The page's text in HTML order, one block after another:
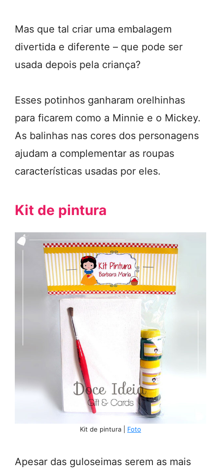
Mas que tal criar uma embalagem
divertida e diferente – que pode ser
usada depois pela criança?
Esses potinhos ganharam orelhinhas
para ficarem como a Minnie e o Mickey.
As balinhas nas cores dos personagens
ajudam a complementar as roupas
características usadas por eles.
Kit de pintura
Kit de pintura | Foto
Apesar das guloseimas serem as mais